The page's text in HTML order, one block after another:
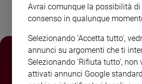
Privacy
siamo
Avrai comunque la possibilità di
consenso in qualunque
Selezionando 'Accetta tutto',
annunci su argomenti che ti
Selezionando 'Rifiuta tutto', non
attivati annunci Google